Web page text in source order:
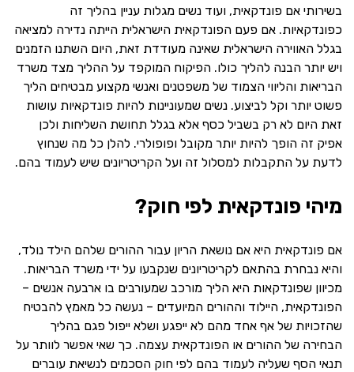
בשירותי אם פונדקאית, ועוד נשים מגלות עניין בהליך זה
כפונדקאיות. אם פעם הפונדקאית הישראלית הייתה נדירה למציאה
בגלל האווירה הישראלית שאינה מעודדת זאת, היום השתנו הזמנים
ויש יותר הבנה להליך כולו. הפיקוח המוקפד על ההליך מצד משרד
הבריאות והליווי הצמוד של משפטנים ואנשי מקצוע מבטיחים הליך
פשוט יותר וקל לביצוע. נשים שמעוניינות להיות פונדקאיות עושות
זאת היום לא רק בשביל כסף אלא בגלל תחושת השליחות ולכן
אפיק זה הופך להיות יותר מקובל ופופולרי. להלן כל מה שנחוץ
לדעת על התקבלות למסלול זה ועל הקריטריונים שיש לעמוד בהם.
מיהי פונדקאית לפי חוק?
אם פונדקאית היא אם נושאת הריון עבור ההורים שלהם הילד נולד,
והיא נבחרת בהתאם לקריטריונים שנקבעו על ידי משרד הבריאות.
מכיוון שפונדקאות היא הליך מורכב שמעורבים בו ארבעה אנשים –
הפונדקאית, היילוד וההורים המיועדים – נעשה כל מאמץ להבטיח
שהזכויות של אף אחד מהם לא ייפגע ושלא ייפול פגם בהליך
הבחירה של ההורים או הפונדקאית עצמה. כך שאי אפשר לוותר על
תנאי הסף שעליה לעמוד בהם לפי חוק הסכמים לנשיאת עוברים